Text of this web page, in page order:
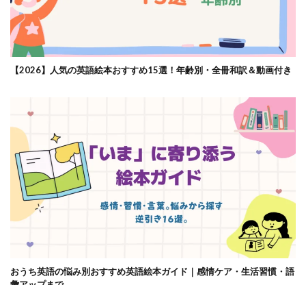
【2026】人気の英語絵本おすすめ15選！年齢別・全冊和訳＆動画付き
おうち英語の悩み別おすすめ英語絵本ガイド｜感情ケア・生活習慣・語